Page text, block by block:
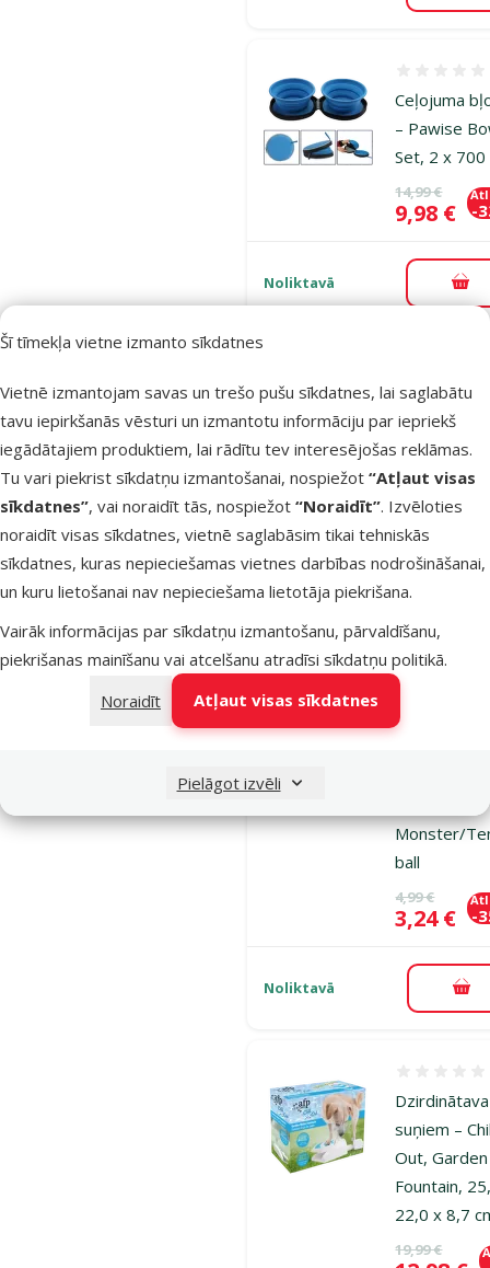
Šī tīmekļa vietne izmanto sīkdatnes
Vietnē izmantojam savas un trešo pušu sīkdatnes, lai saglabātu
tavu iepirkšanās vēsturi un izmantotu informāciju par iepriekš
iegādātajiem produktiem, lai rādītu tev interesējošas reklāmas.
Tu vari piekrist sīkdatņu izmantošanai, nospiežot “Atļaut visas
sīkdatnes”, vai noraidīt tās, nospiežot “Noraidīt”. Izvēloties
noraidīt visas sīkdatnes, vietnē saglabāsim tikai tehniskās
sīkdatnes, kuras nepieciešamas vietnes darbības nodrošināšanai,
un kuru lietošanai nav nepieciešama lietotāja piekrišana.
Vairāk informācijas par sīkdatņu izmantošanu, pārvaldīšanu,
piekrišanas mainīšanu vai atcelšanu atradīsi sīkdatņu politikā.
Noraidīt
Atļaut visas sīkdatnes
Pielāgot izvēli
Ceļojuma
– Pawise
Set, 2 x 700
Oriģinālā
14,99 €
Cena
9,98 € -
Noliktavā
Rotaļlieta
suņiem –
Zootex,
the Hippo, S
Oriģinālā
3,99 €
Cena
2,98 €
Noliktavā
Rotaļlieta
Monster/
ball
Oriģinālā
4,99 €
Cena
3,24 € -
Noliktavā
Dzirdinātava
suņiem –
Out, Garden
Fountain,
22,0 x 8,7
Oriģinālā
19,99 €